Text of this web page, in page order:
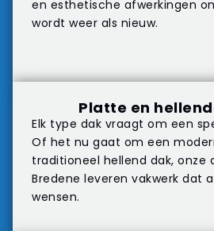
en esthetische afwerkingen
wordt weer als nieuw.
Platte en
Elk type dak vraagt om een
Of het nu gaat om een
traditioneel hellend dak, onze
Bredene leveren vakwerk dat
wensen.